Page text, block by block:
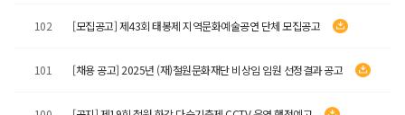
102 [모집공고] 제43회 태봉제 지역문화예술공연 단체 모집공고
101 [채용 공고] 2025년 (재)철원문화재단 비상임 임원 선정결과 공고